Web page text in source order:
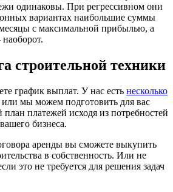
одинаковы. При регрессивном они
вариантах наибольшие суммы
с максимальной прибылью, а
строительной техники
график выплат. У нас есть несколько
или мы можем подготовить для вас
платежей исходя из потребностей
бизнеса.
аренды вы сможете выкупить
в собственность. Или не
это не требуется для решения задач